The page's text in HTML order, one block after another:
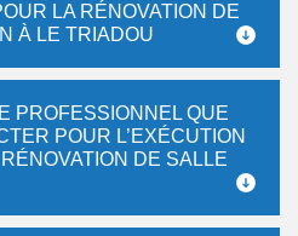
LA RÉNOVATION DE
À LE TRIADOU
PROFESSIONNEL QUE
POUR L’EXÉCUTION
DE SALLE